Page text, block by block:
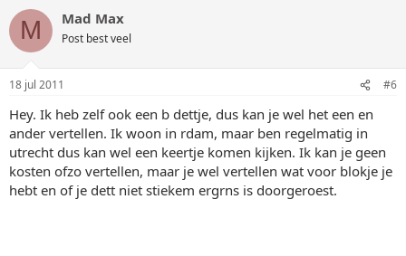
M Mad Max
Post best veel
18 jul 2011 #6
Hey. Ik heb zelf ook een b dettje, dus kan je wel het een en
ander vertellen. Ik woon in rdam, maar ben regelmatig in
utrecht dus kan wel een keertje komen kijken. Ik kan je geen
kosten ofzo vertellen, maar je wel vertellen wat voor blokje je
hebt en of je dett niet stiekem ergrns is doorgeroest.